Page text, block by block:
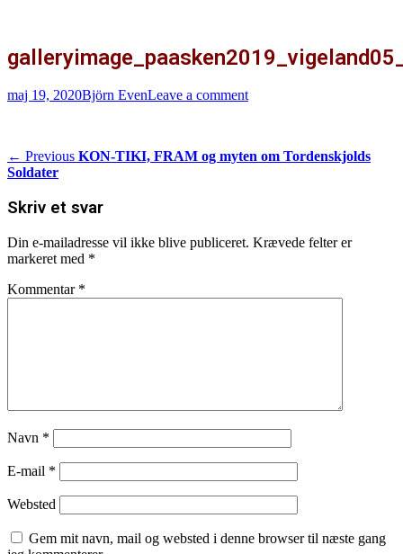
Posted
maj 19, 2020Author
Björn EvenLeave a comment
Indlægsnavigation
← Previous Previous
KON-TIKI, FRAM og myten om Tordenskjolds
Soldater
Skriv et svar
Din e-mailadresse vil ikke blive publiceret. Krævede felter er
markeret med *
Kommentar *
Navn *
E-mail *
Websted
Gem mit navn, mail og websted i denne browser til næste gang